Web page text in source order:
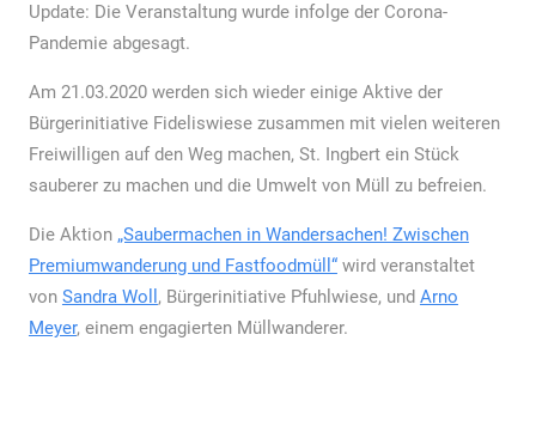
Update: Die Veranstaltung wurde infolge der Corona-
Pandemie abgesagt.
Am 21.03.2020 werden sich wieder einige Aktive der
Bürgerinitiative Fideliswiese zusammen mit vielen weiteren
Freiwilligen auf den Weg machen, St. Ingbert ein Stück
sauberer zu machen und die Umwelt von Müll zu befreien.
Die Aktion „Saubermachen in Wandersachen! Zwischen
Premiumwanderung und Fastfoodmüll“wird veranstaltet
von Sandra Woll , Bürgerinitiative Pfuhlwiese, und Arno
Meyer, einem engagierten Müllwanderer.